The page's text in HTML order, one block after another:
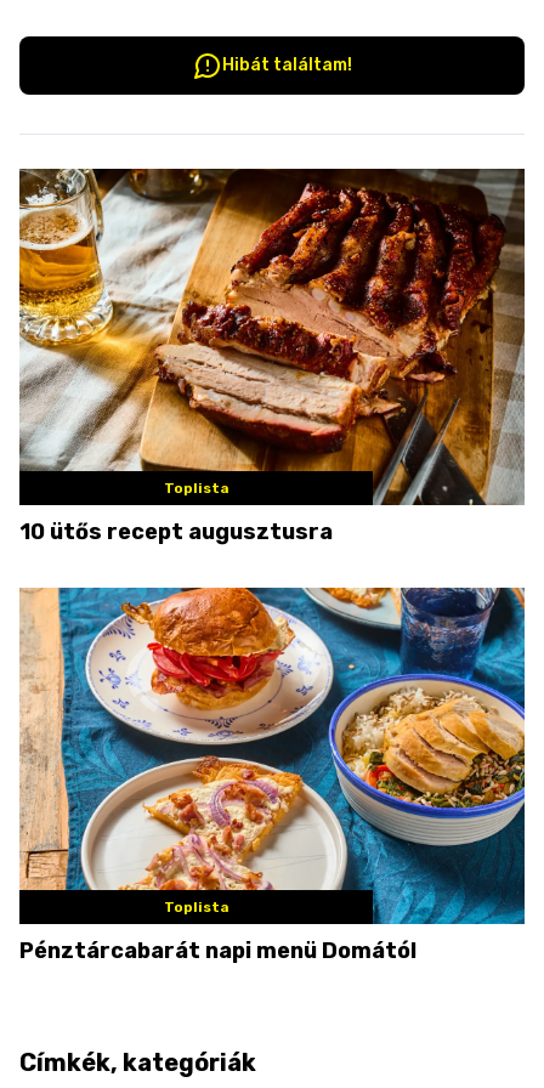
Hibát találtam!
Toplista
10 ütős recept augusztusra
Toplista
Pénztárcabarát napi menü Domától
Címkék, kategóriák